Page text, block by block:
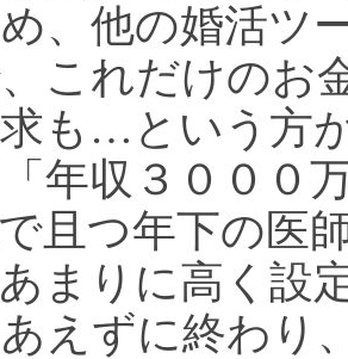
、他の婚活ツ
これだけのお
も…という方
年収３０００
且つ年下の医
まりに高く設
えずに終わり